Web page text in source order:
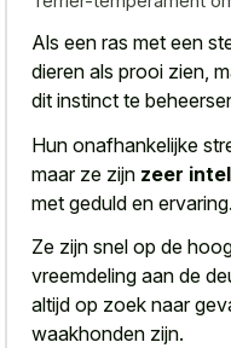
Als een ras met een
dieren als prooi zien,
dit instinct te
Hun onafhankelijke
maar ze zijn zeer
met geduld en ervaring.
Ze zijn snel op de
vreemdeling aan de
altijd op zoek naar
waakhonden zijn.